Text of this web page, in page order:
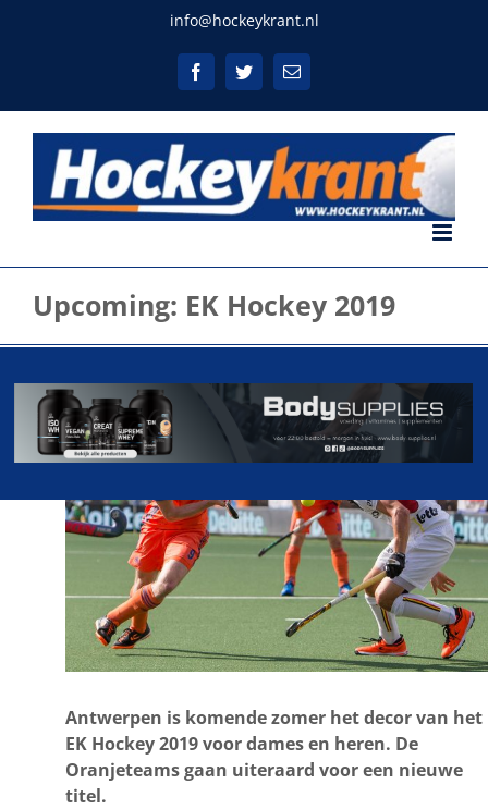
info@hockeykrant.nl
FacebookTwitterE-
mail
Upcoming: EK Hockey 2019
Antwerpen is komende zomer het decor van het
EK Hockey 2019 voor dames en heren. De
Oranjeteams gaan uiteraard voor een nieuwe
titel.